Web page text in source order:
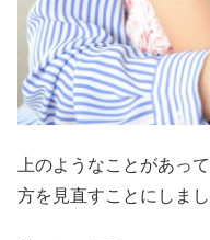
上のようなことがあっ
方を見直すことにしまし